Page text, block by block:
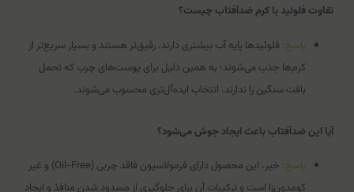
تفاوت فلوئید با کرم ضدآفتاب چیست؟
پاسخ: فلوئیدها پایه آب بیشتری دارند، رقیق‌تر هستند و بسیار سریع‌تر از
کرم‌ها جذب می‌شوند؛ به همین دلیل برای پوست‌های چرب که تحمل
بافت سنگین را ندارند، انتخاب ایده‌آل‌تری محسوب می‌شوند.
آیا این ضدآفتاب باعث ایجاد جوش می‌شود؟
پاسخ:
خیر، این محصول دارای فرمولاسیون فاقد چربی (Oil-Free) و غیر
کومدون‌زا است و ترکیبات آن برای جلوگیری از مسدود شدن منافذ و ایجاد